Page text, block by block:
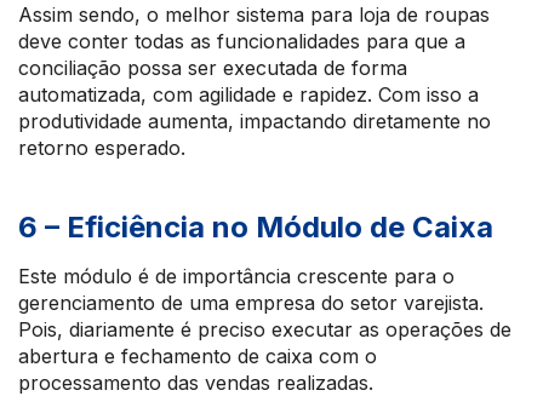
Assim sendo, o melhor sistema para loja de roupas
deve conter todas as funcionalidades para que a
conciliação possa ser executada de forma
automatizada, com agilidade e rapidez. Com isso a
produtividade aumenta, impactando diretamente no
retorno esperado.
6 – Eficiência no Módulo de Caixa
Este módulo é de importância crescente para o
gerenciamento de uma empresa do setor varejista.
Pois, diariamente é preciso executar as operações de
abertura e fechamento de caixa com o
processamento das vendas realizadas.